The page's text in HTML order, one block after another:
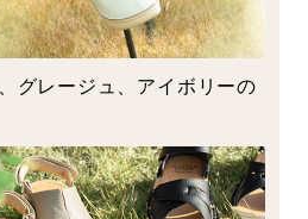
グレージュ、アイボリーの